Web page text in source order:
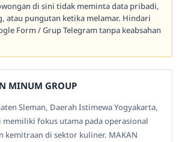
di sini tidak meminta data pribadi,
atau pungutan ketika melamar. Hindari
Form / Grup Telegram tanpa keabsahan
MINUM GROUP
Sleman, Daerah Istimewa Yogyakarta,
memiliki fokus utama pada operasional
kemitraan di sektor kuliner. MAKAN